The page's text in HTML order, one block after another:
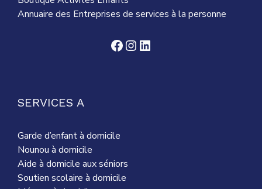
Annuaire des Entreprises de services à la personne
Facebook
Instagram
LinkedIn
SERVICES A
Garde d’enfant à domicile
Nounou à domicile
Aide à domicile aux séniors
Soutien scolaire à domicile